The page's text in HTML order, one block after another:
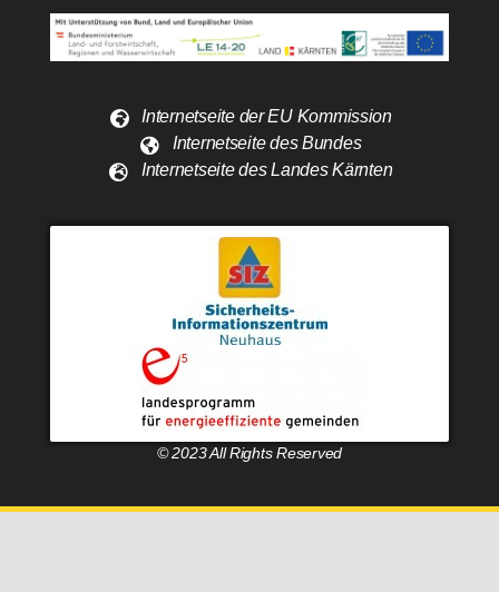
Internetseite der EU Kommission
Internetseite des Bundes
Internetseite des Landes Kärnten
© 2023 All Rights Reserved